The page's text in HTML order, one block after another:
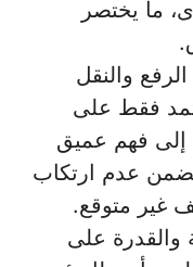
ما يختصر
والنقل
فقط على
إلى فهم عميق
عدم ارتكاب
غير متوقع.
والقدرة على